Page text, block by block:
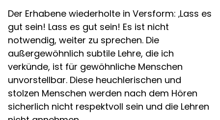
Der Erhabene wiederholte in Versform: ‚Lass es
gut sein! Lass es gut sein! Es ist nicht
notwendig, weiter zu sprechen. Die
außergewöhnlich subtile Lehre, die ich
verkünde, ist für gewöhnliche Menschen
unvorstellbar. Diese heuchlerischen und
stolzen Menschen werden nach dem Hören
sicherlich nicht respektvoll sein und die Lehren